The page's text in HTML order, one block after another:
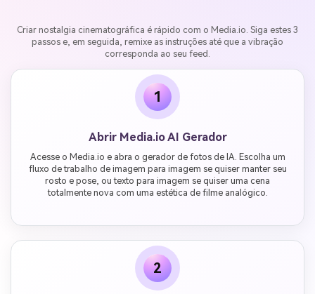
Criar nostalgia cinematográfica é rápido com o Media.io. Siga estes 3
passos e, em seguida, remixe as instruções até que a vibração
corresponda ao seu feed.
1
Abrir Media.io AI Gerador
Acesse o Media.io e abra o gerador de fotos de IA. Escolha um
fluxo de trabalho de imagem para imagem se quiser manter seu
rosto e pose, ou texto para imagem se quiser uma cena
totalmente nova com uma estética de filme analógico.
2